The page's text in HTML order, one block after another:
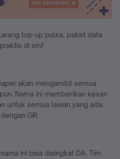
top-up pulsa, paket data
di sini!
akan mengambil semua
Nama ini memberikan kesan
untuk semua lawan yang ada.
GR.
ini bisa disingkat DA. Tim